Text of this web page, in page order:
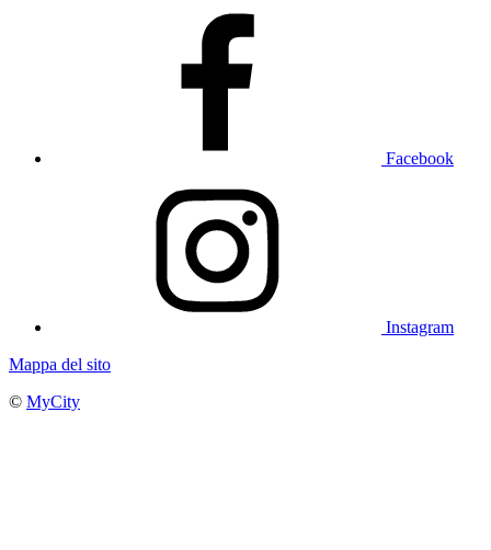
Facebook
Instagram
Mappa del sito
© MyCity